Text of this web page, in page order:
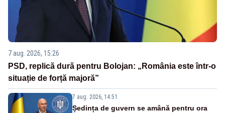
7 aug. 2026, 15:26
PSD, replică dură pentru Bolojan: „România este într-o
situație de forță majoră”
7 aug. 2026, 14:51
Ședința de guvern se amână pentru ora